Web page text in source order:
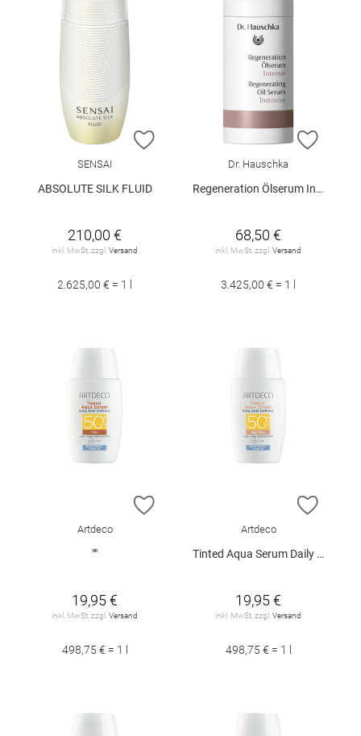
ZUR WUNSCHLISTE HINZUFÜGEN
SENSAI
ABSOLUTE SILK FLUID
210,00 €
inkl. MwSt. zzgl.Versand
2.625,00 € = 1 l
ZUR
Dr. Hauschka
Regeneration Ölserum Intensiv 20 ml
68,50 €
inkl. MwSt. zzgl.Versand
3.425,00 € = 1 l
ZUR WUNSCHLISTE HINZUFÜGEN
Artdeco
""
19,95 €
inkl. MwSt. zzgl.Versand
498,75 € = 1 l
ZUR
Artdeco
Tinted Aqua Serum Daily Skin Defense SPF50+
19,95 €
inkl. MwSt. zzgl.Versand
498,75 € = 1 l